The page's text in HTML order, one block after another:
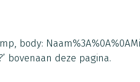
body:
’ bovenaan deze pagina.